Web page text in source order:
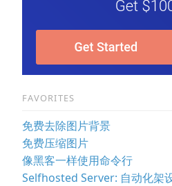
FAVORITES
免费去除图片背景
免费压缩图片
像黑客一样使用命令行
Selfhosted Server: 自动化架